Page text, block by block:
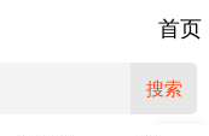
首页
搜索